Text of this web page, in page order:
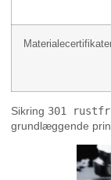
Sikring 301 rustfri
grundlæggende